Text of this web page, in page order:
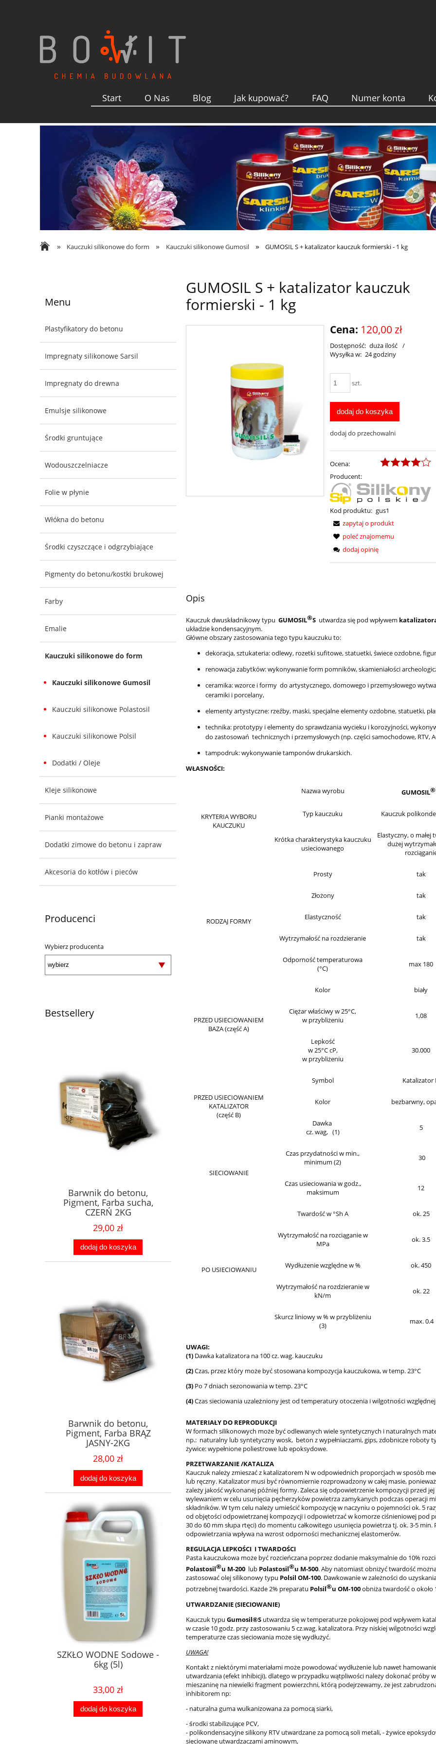
Start O Nas Blog Jak kupować? FAQ Numer konta
» Kauczuki silikonowe do form » Kauczuki silikonowe Gumosil » GUMOSIL S + katalizator kauczuk formierski - 1 kg
Menu
Plastyfikatory do betonu
Impregnaty silikonowe Sarsil
Impregnaty do drewna
Emulsje silikonowe
Środki gruntujące
Wodouszczelniacze
Folie w płynie
Włókna do betonu
Środki czyszczące i odgrzybiające
Pigmenty do betonu/kostki brukowej
Farby
Emalie
Kauczuki silikonowe do form
Kauczuki silikonowe Gumosil
Kauczuki silikonowe Polastosil
Kauczuki silikonowe Polsil
Dodatki / Oleje
Kleje silikonowe
Pianki montażowe
Dodatki zimowe do betonu i zapraw
Akcesoria do kotłów i pieców
Producenci
Wybierz producenta
Bestsellery
Barwnik do betonu,
Pigment, Farba sucha,
CZERŃ 2KG
29,00 zł
dodaj do koszyka
Barwnik do betonu,
Pigment, Farba BRĄZ
JASNY-2KG
28,00 zł
dodaj do koszyka
SZKŁO WODNE Sodowe -
6kg (5l)
33,00 zł
dodaj do koszyka
GUMOSIL S + katalizator kauczuk
formierski - 1 kg
Cena: 120,00 zł
Dostępność: duża ilość /
Wysyłka w: 24 godziny
szt.
dodaj do koszyka
dodaj do przechowalni
Ocena:
Producent:
Kod produktu: gus1
zapytaj o produkt
poleć znajomemu
dodaj opinię
Opis
Kauczuk dwuskładnikowy typu GUMOSIL®S utwardza się pod wpływem
układzie kondensacyjnym.
Główne obszary zastosowania tego typu kauczuku to:
dekoracja, sztukateria: odlewy, rozetki sufitowe, statuetki, świece ozdobne,
renowacja zabytków: wykonywanie form pomników, skamieniałości
ceramika: wzorce i formy do artystycznego, domowego i przemysłowego
ceramiki i porcelany,
elementy artystyczne: rzeźby, maski, specjalne elementy ozdobne, statuetki,
technika: prototypy i elementy do sprawdzania wycieku i korozyjności,
do zastosowań technicznych i przemysłowych (np. części samochodowe, RTV,
tampodruk: wykonywanie tamponów drukarskich.
WŁASNOŚCI:
KRYTERIA WYBORU
KAUCZUKU
Nazwa wyrobu GUMOSIL®
Typ kauczuku Kauczuk
Krótka charakterystyka kauczuku
usieciowanego
Elastyczny, o małej
dużej
RODZAJ FORMY
Prosty tak
Złożony tak
Elastyczność tak
Wytrzymałość na rozdzieranie tak
Odporność temperaturowa
(°C)
max 180
PRZED USIECIOWANIEM
BAZA (część A)
Kolor biały
Ciężar właściwy w 25°C,
w przybliżeniu
1,08
Lepkość
w 25°C cP,
w przybliżeniu
30.000
PRZED USIECIOWANIEM
KATALIZATOR
(część B)
Symbol Katalizator
Kolor bezbarwny,
Dawka
cz. wag, (1)
5
SIECIOWANIE
Czas przydatności w min.,
minimum (2)
30
Czas usieciowania w godz.,
maksimum
12
PO USIECIOWANIU
Twardość w °Sh A ok. 25
Wytrzymałość na rozciąganie w
MPa
ok. 3.5
Wydłużenie względne w % ok. 450
Wytrzymałość na rozdzieranie w
kN/m
ok. 22
Skurcz liniowy w % w przybliżeniu
(3)
max. 0.4
UWAGI:
(1) Dawka katalizatora na 100 cz. wag. kauczuku
(2)Czas, przez który może być stosowana kompozycja kauczukowa, w temp. 23°C
(3) Po 7 dniach sezonowania w temp. 23°C
(4)Czas sieciowania uzależniony jest od temperatury otoczenia i wilgotności względnej
MATERIAŁY DO REPRODUKCJI
W formach silikonowych może być odlewanych wiele syntetycznych i naturalnych
np.: naturalny lub syntetyczny wosk, beton z wypełniaczami, gips, zdobnicze roboty
żywice: wypełnione poliestrowe lub epoksydowe.
PRZETWARZANIE /KATALIZA
Kauczuk należy zmieszać z katalizatorem N w odpowiednich proporcjach w sposób
lub ręczny. Katalizator musi być równomiernie rozprowadzony w całej masie,
zależy jakość wykonanej później formy. Zaleca się odpowietrzenie kompozycji przed jej
wylewaniem w celu usunięcia pęcherzyków powietrza zamykanych podczas operacji
składników. W tym celu należy umieścić kompozycję w naczyniu o pojemności ok. 5
od objętości odpowietrzanej kompozycji i odpowietrzać w komorze ciśnieniowej pod
30 do 60 mm słupa rtęci) do momentu całkowitego usunięcia powietrza tj. ok. 3-5 min.
odpowietrzania wpływa na wzrost odporności mechanicznej elastomerów.
REGULACJA LEPKOŚCI I TWARDOŚCI
Pasta kauczukowa może być rozcieńczana poprzez dodanie maksymalnie do 10%
Polastosil®u M-200 lub Polastosil®u M-500. Aby natomiast obniżyć twardość
zastosować olej silikonowy typu Polsil OM-100. Dawkowanie w zależności do
potrzebnej twardości. Każde 2% preparatu Polsil®u OM-100obniża twardość o około
UTWARDZANIE (SIECIOWANIE)
Kauczuk typu Gumosil®S utwardza się w temperaturze pokojowej pod wpływem
w czasie 10 godz. przy zastosowaniu 5 cz.wag. katalizatora. Przy niskiej wilgotności
temperaturze czas sieciowania może się wydłużyć.
UWAGA!
Kontakt z niektórymi materiałami może powodować wydłużenie lub nawet
utwardzania (efekt inhibicji), dlatego w przypadku wątpliwości należy dokonać próby
mieszaninę na niewielki fragment powierzchni, którą podejrzewamy, że jest
inhibitorem np:
- naturalna guma wulkanizowana za pomocą siarki,
- środki stabilizujące PCV,
- polikondensacyjne silikony RTV utwardzane za pomocą soli metali, - żywice
sieciowane utwardzaczami aminowym,